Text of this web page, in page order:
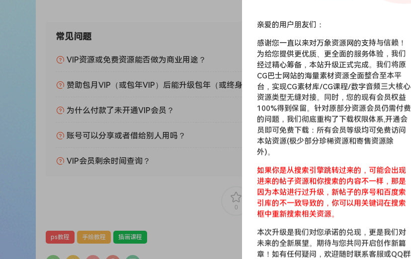
常见问题
VIP资源或免费资源能否做为商业用途？
赞助包月VIP（或包年VIP）后能升级包年（或终身VIP）吗？
为什么付款了未开通VIP会员？
账号可以分享或者借给别人用吗？
VIP会员剩余时间查询？
0 0
ps教程 手绘教程 插画课程
亲爱的用户朋友们：
感谢您一直以来对万象资源网的支持与信赖！
为给您提供更优质、更全面的服务体验，我们
经过精心筹备，本站升级正式完成。我们将原
CG巴士网站的海量素材资源全面整合至本平
台，实现CG素材库/CG课程/数字音频三大核心
资源类型无缝对接。同时，您的现有会员权益
100%得到保留。针对原部分资源会员仍需付费
的问题，我们彻底重构了下载权限体系,开通会
员即可免费下载：所有会员等级均可免费访问
本站资源(极少部分珍稀资源和寄售资源除
外)。
如果你是从搜索引擎跳转过来的，可能会出现
进来的帖子资源和你搜索的内容不一样，那是
因为本站进行过升级，新帖子的序号和百度索
引库的不一致导致的，你可以用关键词在搜索
框中重新搜索相关资源。
本次升级是我们对您承诺的兑现，更是我们对
未来的全新展望。期待与您共同开启创作新篇
章！如有任何疑问，欢迎随时联系客服或QQ群